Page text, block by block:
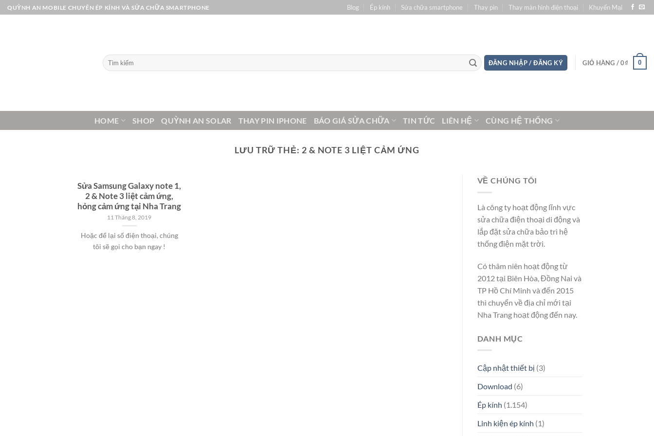
Bỏ
qua
QUỲNH AN MOBILE CHUYÊN ÉP KÍNH VÀ SỬA CHỮA SMARTPHONE Blog Ép kính Sửa chữa smartphone Thay pin Thay màn hình điện thoại Khuyến Mại
Tìm
kiếm:
ĐĂNG NHẬP / ĐĂNG KÝ GIỎ HÀNG /0₫ 0
HOME SHOP QUỲNH AN SOLAR THAY PIN IPHONE BÁO GIÁ SỬA CHỮA TIN TỨC LIÊN HỆ CÙNG HỆ THỐNG
LƯU TRỮ THẺ: 2 & NOTE 3 LIỆT CẢM ỨNG
Sửa Samsung Galaxy note 1,
2 & Note 3 liệt cảm ứng,
hỏng cảm ứng tại Nha Trang
11 Tháng 8, 2019
Hoặc để lại số điện thoại, chúng
tôi sẽ gọi cho bạn ngay !
VỀ CHÚNG TÔI
Là công ty hoạt động lĩnh vực
sửa chữa điện thoại di động và
lắp đặt sửa chữa bảo trì hệ
thống điện mặt trời.
Có thâm niên hoạt động từ
2012 tại Biên Hòa, Đồng Nai và
TP Hồ Chí Minh và đến 2015
thì chuyển về địa chỉ mới tại
Nha Trang hoạt động đến nay.
DANH MỤC
Cập nhật thiết bị (3)
Download (6)
Ép kính (1.154)
Linh kiện ép kính (1)